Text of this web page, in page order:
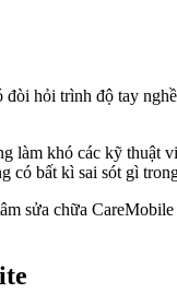
hỏi trình độ tay
khó các kỹ thuật
có bất kì sai sót gì
sửa chữa